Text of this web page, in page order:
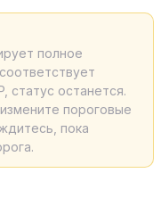
полное
статус останется.
пороговые
пока